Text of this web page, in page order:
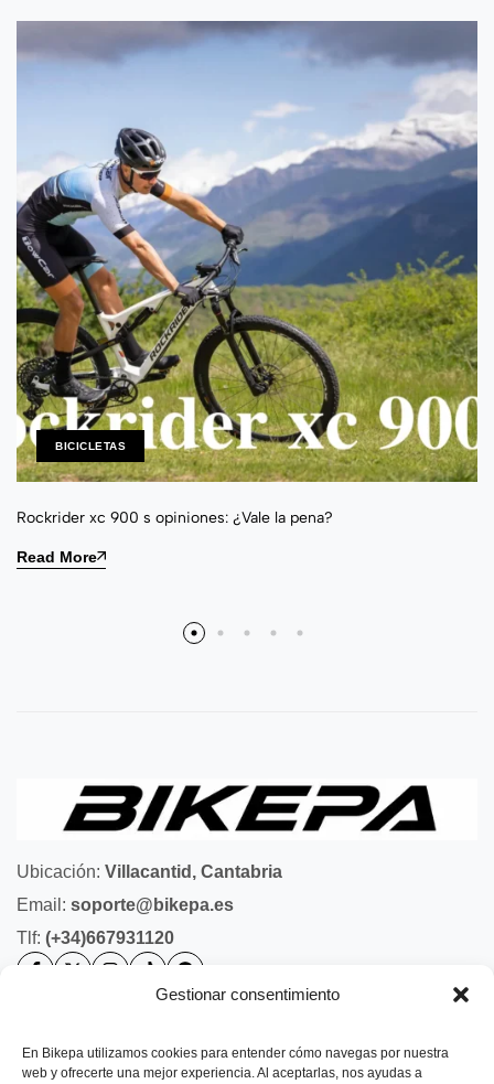
Gestionar consentimiento
En Bikepa utilizamos cookies para entender cómo navegas por nuestra
web y ofrecerte una mejor experiencia. Al aceptarlas, nos ayudas a
BICICLETAS
Rockrider xc 900 s opiniones: ¿Vale la pena?
Read More
Ubicación: Villacantid, Cantabria
Email: soporte@bikepa.es
Tlf: (+34)667931120
Bikepa